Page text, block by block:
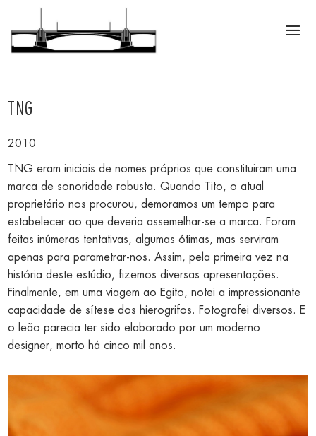
TNG
2010
TNG eram iniciais de nomes próprios que constituiram uma
marca de sonoridade robusta. Quando Tito, o atual
proprietário nos procurou, demoramos um tempo para
estabelecer ao que deveria assemelhar-se a marca. Foram
feitas inúmeras tentativas, algumas ótimas, mas serviram
apenas para parametrar-nos. Assim, pela primeira vez na
história deste estúdio, fizemos diversas apresentações.
Finalmente, em uma viagem ao Egito, notei a impressionante
capacidade de sítese dos hierogrifos. Fotografei diversos. E
o leão parecia ter sido elaborado por um moderno
designer, morto há cinco mil anos.